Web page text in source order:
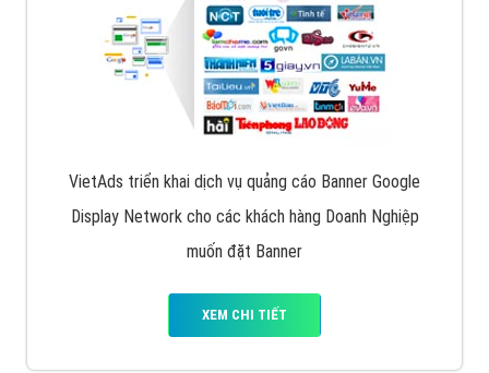
VietAds triển khai dịch vụ quảng cáo Banner Google
Display Network cho các khách hàng Doanh Nghiệp
muốn đặt Banner
XEM CHI TIẾT